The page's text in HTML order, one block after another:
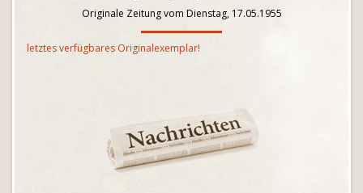
Originale Zeitung vom Dienstag, 17.05.1955
letztes verfügbares Originalexemplar!